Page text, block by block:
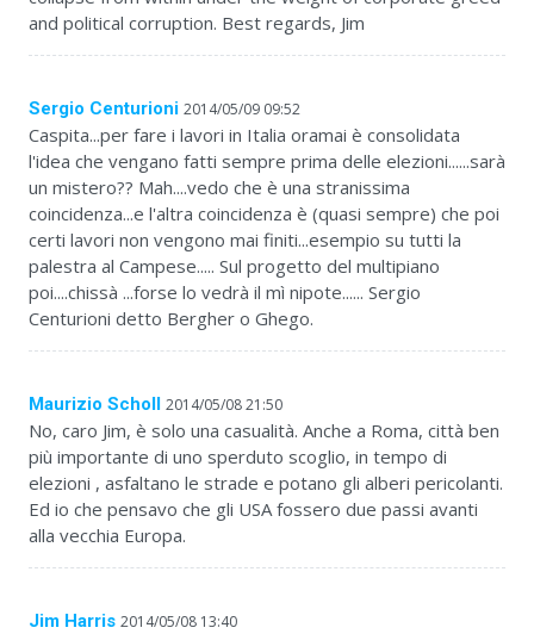
and political corruption. Best regards, Jim
Sergio Centurioni 2014/05/09 09:52
Caspita...per fare i lavori in Italia oramai è consolidata
l'idea che vengano fatti sempre prima delle elezioni......sarà
un mistero?? Mah....vedo che è una stranissima
coincidenza...e l'altra coincidenza è (quasi sempre) che poi
certi lavori non vengono mai finiti...esempio su tutti la
palestra al Campese..... Sul progetto del multipiano
poi....chissà ...forse lo vedrà il mì nipote...... Sergio
Centurioni detto Bergher o Ghego.
Maurizio Scholl 2014/05/08 21:50
No, caro Jim, è solo una casualità. Anche a Roma, città ben
più importante di uno sperduto scoglio, in tempo di
elezioni , asfaltano le strade e potano gli alberi pericolanti.
Ed io che pensavo che gli USA fossero due passi avanti
alla vecchia Europa.
Jim Harris 2014/05/08 13:40